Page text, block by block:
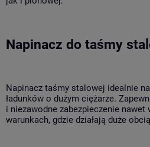
Napinacz do taśmy
Napinacz taśmy stalowej idealnie
ładunków o dużym ciężarze.
i niezawodne zabezpieczenie nawet
warunkach, gdzie działają duże